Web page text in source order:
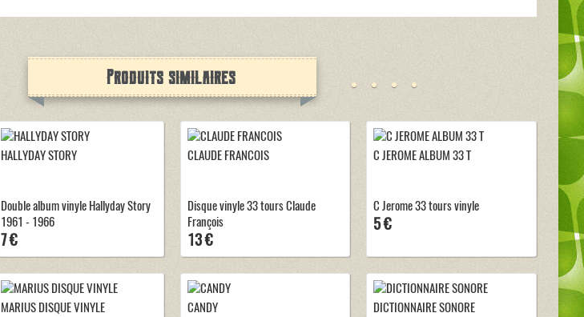
Produits similaires
HALLYDAY STORY
Double album vinyle Hallyday Story
1961 - 1966
7 €
CLAUDE FRANCOIS
Disque vinyle 33 tours Claude
François
13 €
C JEROME ALBUM 33 T
C Jerome 33 tours vinyle
5 €
MARIUS DISQUE VINYLE CANDY DICTIONNAIRE SONORE